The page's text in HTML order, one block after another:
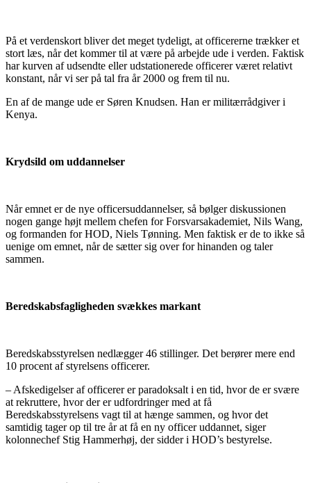
På et verdenskort bliver det meget tydeligt, at officererne trækker et
stort læs, når det kommer til at være på arbejde ude i verden. Faktisk
har kurven af udsendte eller udstationerede officerer været relativt
konstant, når vi ser på tal fra år 2000 og frem til nu.
En af de mange ude er Søren Knudsen. Han er militærrådgiver i
Kenya.
Krydsild om uddannelser
Når emnet er de nye officersuddannelser, så bølger diskussionen
nogen gange højt mellem chefen for Forsvarsakademiet, Nils Wang,
og formanden for HOD, Niels Tønning. Men faktisk er de to ikke så
uenige om emnet, når de sætter sig over for hinanden og taler
sammen.
Beredskabsfagligheden svækkes markant
Beredskabsstyrelsen nedlægger 46 stillinger. Det berører mere end
10 procent af styrelsens officerer.
– Afskedigelser af officerer er paradoksalt i en tid, hvor de er svære
at rekruttere, hvor der er udfordringer med at få
Beredskabsstyrelsens vagt til at hænge sammen, og hvor det
samtidig tager op til tre år at få en ny officer uddannet, siger
kolonnechef Stig Hammerhøj, der sidder i HOD’s bestyrelse.